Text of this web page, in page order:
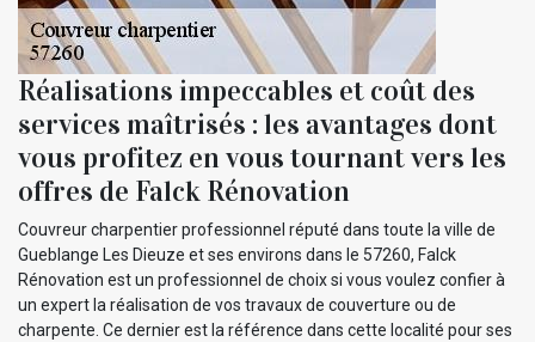
Réalisations impeccables et coût des
services maîtrisés : les avantages dont
vous profitez en vous tournant vers les
offres de Falck Rénovation
Couvreur charpentier professionnel réputé dans toute la ville de
Gueblange Les Dieuze et ses environs dans le 57260, Falck
Rénovation est un professionnel de choix si vous voulez confier à
un expert la réalisation de vos travaux de couverture ou de
charpente. Ce dernier est la référence dans cette localité pour ses